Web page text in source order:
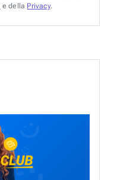
e della Privacy.